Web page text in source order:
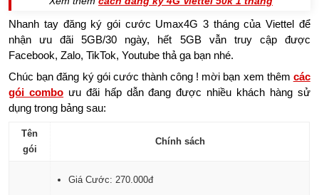
Nhanh tay đăng ký gói cước Umax4G 3 tháng của Viettel để
nhận ưu đãi 5GB/30 ngày, hết 5GB vẫn truy cập được
Facebook, Zalo, TikTok, Youtube thả ga bạn nhé.
Chúc bạn đăng ký gói cước thành công ! mời bạn xem thêm các
gói combo ưu đãi hấp dẫn đang được nhiều khách hàng sử
dụng trong bảng sau:
Tên
gói
Chính sách
Giá Cước: 270.000đ